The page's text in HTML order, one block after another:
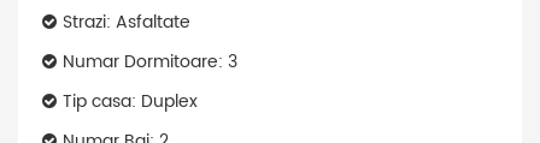
Strazi: Asfaltate
Numar Dormitoare: 3
Tip casa: Duplex